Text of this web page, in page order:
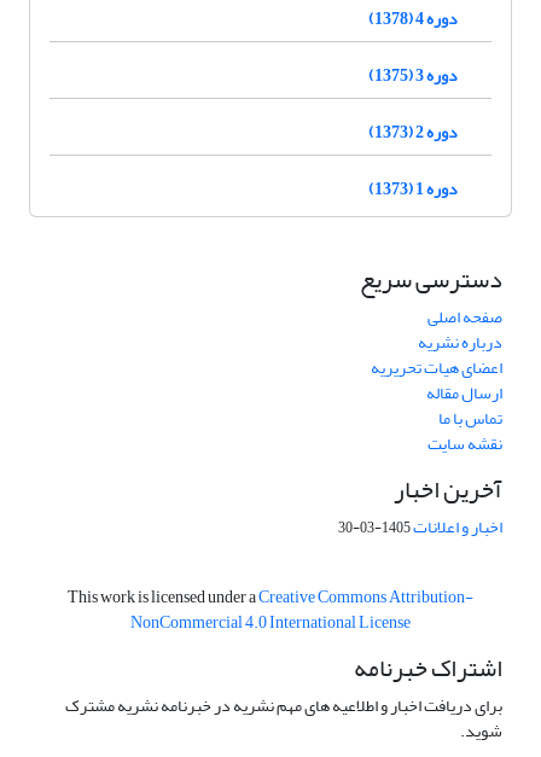
دوره 4 (1378)
دوره 3 (1375)
دوره 2 (1373)
دوره 1 (1373)
دسترسی سریع
صفحه اصلی
درباره نشریه
اعضای هیات تحریریه
ارسال مقاله
تماس با ما
نقشه سایت
آخرین اخبار
اخبار و اعلانات1405-03-30
This work is licensed under aCreative Commons Attribution-
NonCommercial 4.0 International License
اشتراک خبرنامه
برای دریافت اخبار و اطلاعیه های مهم نشریه در خبرنامه نشریه مشترک
شوید.